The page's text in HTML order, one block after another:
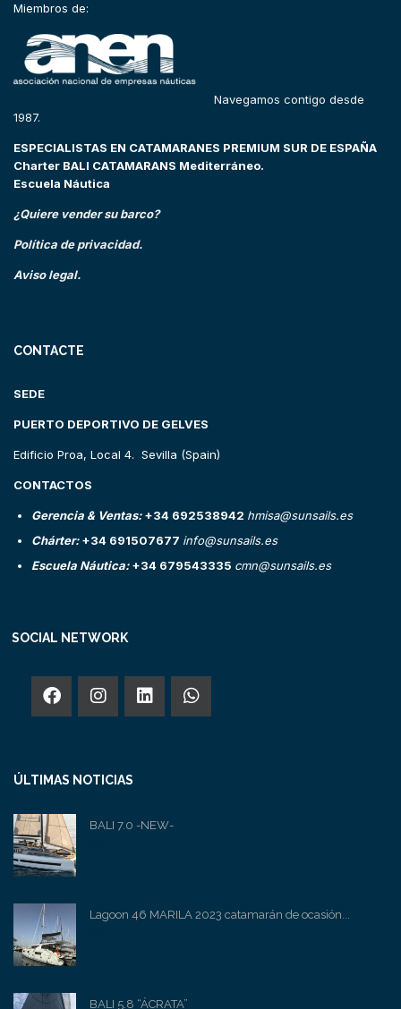
Miembros de:
Navegamos contigo desde
1987.
ESPECIALISTAS EN CATAMARANES PREMIUM SUR DE ESPAÑA
Charter BALI CATAMARANS Mediterráneo.
Escuela Náutica
¿Quiere vender su barco?
Política de privacidad.
Aviso legal.
CONTACTE
SEDE
PUERTO DEPORTIVO DE GELVES
Edificio Proa, Local 4. Sevilla (Spain)
CONTACTOS
Gerencia & Ventas:+34 692538942 hmisa@sunsails.es
Chárter:+34 691507677 info@sunsails.es
Escuela Náutica:+34 679543335 cmn@sunsails.es
SOCIAL NETWORK
ÚLTIMAS NOTICIAS
BALI 7.0 -NEW-
Lagoon 46 MARILA 2023 catamarán de ocasión...
BALI 5.8 “ÁCRATA”